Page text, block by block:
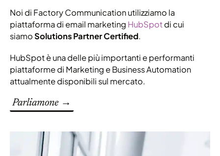
Noi di Factory Communication utilizziamo la
piattaforma di email marketing HubSpotdi cui
siamo Solutions Partner Certified.
HubSpot è una delle più importanti e performanti
piattaforme di Marketing e Business Automation
attualmente disponibili sul mercato.
Parliamone →